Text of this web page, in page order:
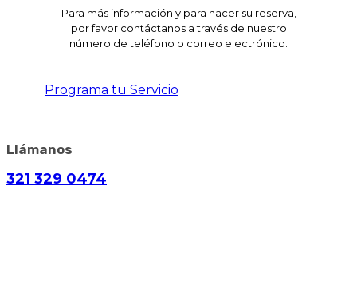
Para más información y para hacer su reserva,
por favor contáctanos a través de nuestro
número de teléfono o correo electrónico.
Programa tu Servicio
Llámanos
321 329 0474